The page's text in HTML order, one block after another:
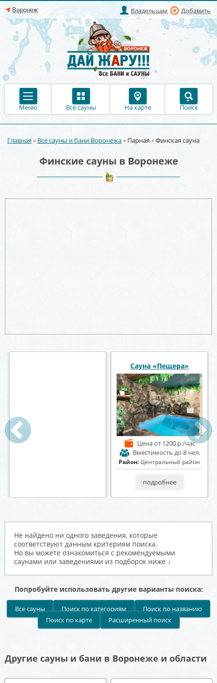
Владельцам Добавить
Меню Все сауны На карте Поиск
Вы здесь
Главная» Все сауны и бани Воронежа» Парная»Финская сауна
Финские сауны в Воронеже
Сауна «Пещера»
Ценаот 1200 р./час
Вместимость до 8 чел.
Район: Центральный район
подробнее
Не найдено ни одного заведения, которые
соответствуют данным критериям поиска.
Но вы можете ознакомиться с рекомендуемыми
саунами или заведениями из подборок ниже ↓
Попробуйте использовать другие варианты поиска:
Все сауны Поиск по категориям
Поиск по названию
Поиск по карте
Расширенный поиск
Другие сауны и бани в Воронеже и области